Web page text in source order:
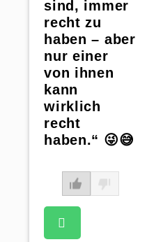
sind, immer
recht zu
haben – aber
nur einer
von ihnen
kann
wirklich
recht
haben.“ 😜😅